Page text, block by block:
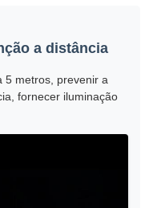
a distância
5 metros, prevenir a
fornecer iluminação